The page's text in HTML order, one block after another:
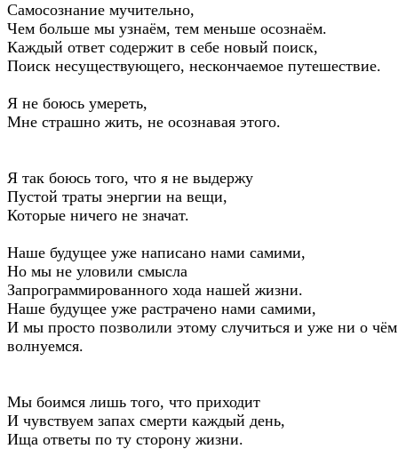
Самосознание мучительно,
Чем больше мы узнаём, тем меньше осознаём.
Каждый ответ содержит в себе новый поиск,
Поиск несуществующего, нескончаемое путешествие.
Я не боюсь умереть,
Мне страшно жить, не осознавая этого.
Я так боюсь того, что я не выдержу
Пустой траты энергии на вещи,
Которые ничего не значат.
Наше будущее уже написано нами самими,
Но мы не уловили смысла
Запрограммированного хода нашей жизни.
Наше будущее уже растрачено нами самими,
И мы просто позволили этому случиться и уже ни о
волнуемся.
Мы боимся лишь того, что приходит
И чувствуем запах смерти каждый день,
Ища ответы по ту сторону жизни.